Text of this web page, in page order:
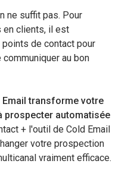
ne suffit pas. Pour
clients, il est
de contact pour
au bon
transforme votre
prospecter automatisée
+ l'outil de Cold Email
votre prospection
vraiment efficace.